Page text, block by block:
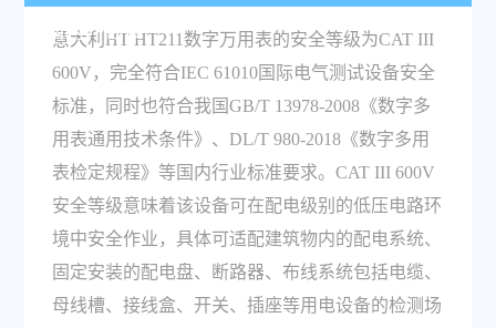
国内外标准？
意大利HT HT211数字万用表的安全等级为CAT III
600V，完全符合IEC 61010国际电气测试设备安全
标准，同时也符合我国GB/T 13978-2008《数字多
用表通用技术条件》、DL/T 980-2018《数字多用
表检定规程》等国内行业标准要求。CAT III 600V
安全等级意味着该设备可在配电级别的低压电路环
境中安全作业，具体可适配建筑物内的配电系统、
固定安装的配电盘、断路器、布线系统包括电缆、
母线槽、接线盒、开关、插座等用电设备的检测场